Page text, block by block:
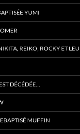
YUMI
REIKO, ROCKY ET
DÉCÉDÉE…
MUFFIN